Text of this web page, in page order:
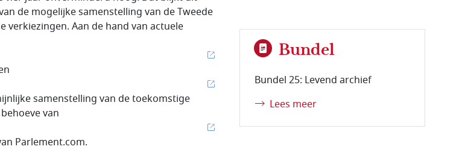
de mogelijke samenstelling van de Tweede
verkiezingen. Aan de hand van actuele
samenstelling van de toekomstige
van
Parlement.com.
Bundel
Bundel 25: Levend archief
Lees meer